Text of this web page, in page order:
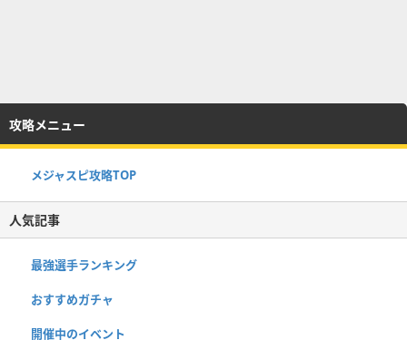
攻略メニュー
メジャスピ攻略TOP
人気記事
最強選手ランキング
おすすめガチャ
開催中のイベント